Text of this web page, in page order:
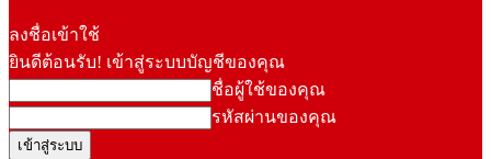
ลงชื่อเข้าใช้
ยินดีต้อนรับ! เข้าสู่ระบบบัญชีของคุณ
ชื่อผู้ใช้ของคุณ
รหัสผ่านของคุณ